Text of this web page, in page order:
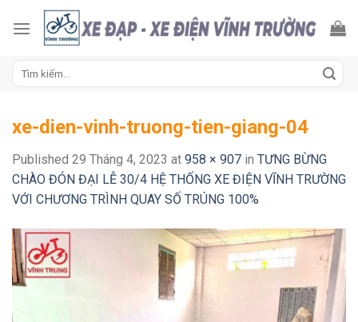
xe-dien-vinh-truong-tien-giang-04
Published 29 Tháng 4, 2023 at 958 × 907 in TƯNG BỪNG
CHÀO ĐÓN ĐẠI LỄ 30/4 HỆ THỐNG XE ĐIỆN VĨNH TRƯỜNG
VỚI CHƯƠNG TRÌNH QUAY SỐ TRÚNG 100%